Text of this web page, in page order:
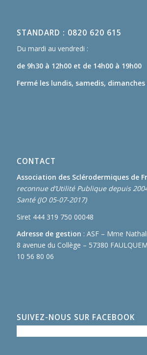
STANDARD : 0820 620 615
Du mardi au vendredi :
de 9h30 à 12h00 et de 14h00 à 19h00
Fermé les lundis, samedis,
CONTACT
Association des Sclérodermiques de
reconnue d’Utilité Publique depuis
Santé (JO 05-07-2017)
Siret 444 319 750 00048
Adresse de gestion : ASF – Mme
8 avenue du Collège – 57380
10 56 80 06
SUIVEZ-NOUS SUR FACEBOOK